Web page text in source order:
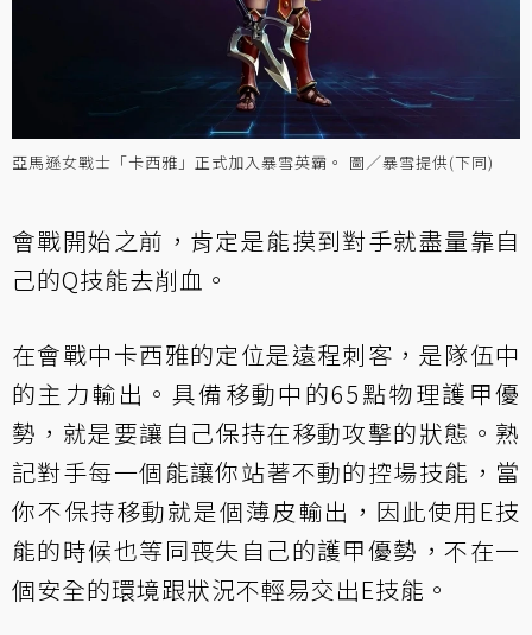
亞馬遜女戰士「卡西雅」正式加入暴雪英霸。 圖／暴雪提供(下同)
會戰開始之前，肯定是能摸到對手就盡量靠自
己的Q技能去削血。
在會戰中卡西雅的定位是遠程刺客，是隊伍中
的主力輸出。具備移動中的65點物理護甲優
勢，就是要讓自己保持在移動攻擊的狀態。熟
記對手每一個能讓你站著不動的控場技能，當
你不保持移動就是個薄皮輸出，因此使用E技
能的時候也等同喪失自己的護甲優勢，不在一
個安全的環境跟狀況不輕易交出E技能。